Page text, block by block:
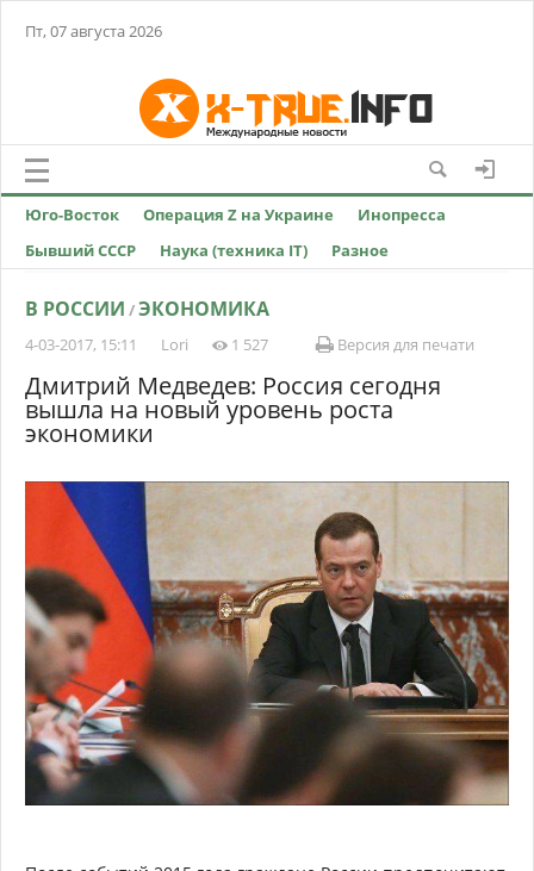
Пт, 07 августа 2026
Юго-Восток Операция Z на Украине
Инопресса
Бывший СССР
Наука (техника IT) Разное
В РОССИИ /ЭКОНОМИКА
4-03-2017, 15:11 Lori 1 527 Версия для печати
Дмитрий Медведев: Россия сегодня
вышла на новый уровень роста
экономики